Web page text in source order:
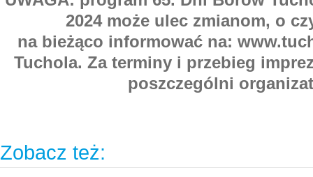
2024 może ulec zmianom, o
na bieżąco informować na:
Tuchola. Za terminy i przebieg
poszczególni
Zobacz też: